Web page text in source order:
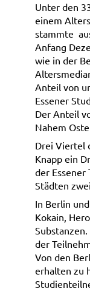
Unter den
einem
stammte
Anfang
wie in der
Anteil von
Essener
Der Anteil
Nahem
Drei Viertel
Knapp ein
der Essener
Städten
In Berlin
Kokain,
der
Von den
erhalten zu